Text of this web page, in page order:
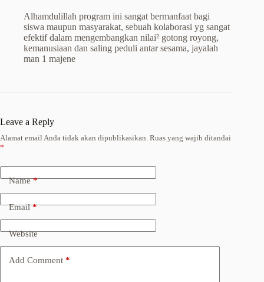
Alhamdulillah program ini sangat bermanfaat bagi
siswa maupun masyarakat, sebuah kolaborasi yg sangat
efektif dalam mengembangkan nilai² gotong royong,
kemanusiaan dan saling peduli antar sesama, jayalah
man 1 majene
Leave a Reply
Alamat email Anda tidak akan dipublikasikan. Ruas yang wajib ditandai
*
Name*
Email*
Website
Add Comment *